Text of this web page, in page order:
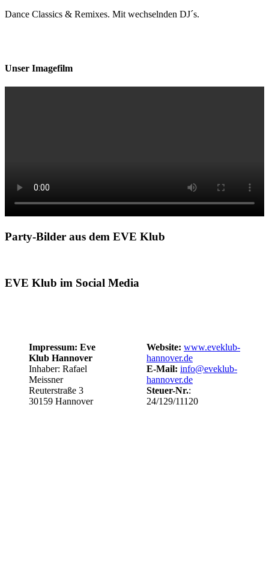
Dance Classics & Remixes. Mit wechselnden DJ´s.
Unser Imagefilm
Party-Bilder aus dem EVE Klub
EVE Klub im Social Media
Impressum: Eve
Klub Hannover
Inhaber: Rafael
Meissner
Reuterstraße 3
30159 Hannover
Website: www.eveklub-
hannover.de
E-Mail: info@eveklub-
hannover.de
Steuer-Nr.:
24/129/11120